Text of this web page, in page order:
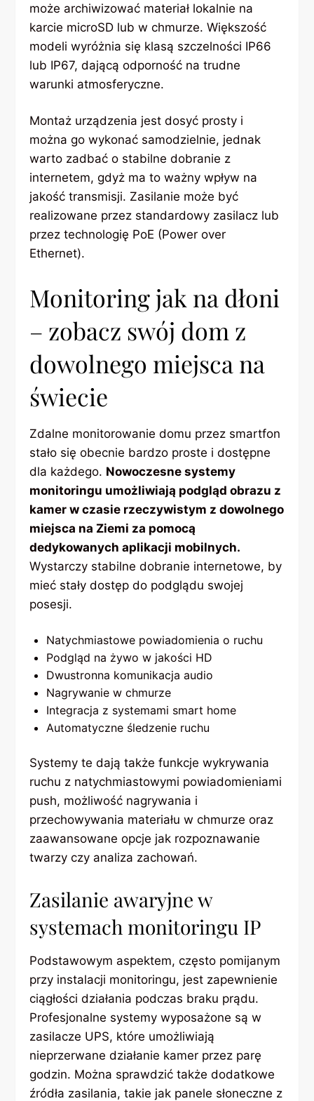
może archiwizować materiał lokalnie na
karcie microSD lub w chmurze. Większość
modeli wyróżnia się klasą szczelności IP66
lub IP67, dającą odporność na trudne
warunki atmosferyczne.
Montaż urządzenia jest dosyć prosty i
można go wykonać samodzielnie, jednak
warto zadbać o stabilne dobranie z
internetem, gdyż ma to ważny wpływ na
jakość transmisji. Zasilanie może być
realizowane przez standardowy zasilacz lub
przez technologię PoE (Power over
Ethernet).
Monitoring jak na dłoni
– zobacz swój dom z
dowolnego miejsca na
świecie
Zdalne monitorowanie domu przez smartfon
stało się obecnie bardzo proste i dostępne
dla każdego. Nowoczesne systemy
monitoringu umożliwiają podgląd obrazu z
kamer w czasie rzeczywistym z dowolnego
miejsca na Ziemi za pomocą
dedykowanych aplikacji mobilnych.
Wystarczy stabilne dobranie internetowe, by
mieć stały dostęp do podglądu swojej
posesji.
Natychmiastowe powiadomienia o ruchu
Podgląd na żywo w jakości HD
Dwustronna komunikacja audio
Nagrywanie w chmurze
Integracja z systemami smart home
Automatyczne śledzenie ruchu
Systemy te dają także funkcje wykrywania
ruchu z natychmiastowymi powiadomieniami
push, możliwość nagrywania i
przechowywania materiału w chmurze oraz
zaawansowane opcje jak rozpoznawanie
twarzy czy analiza zachowań.
Zasilanie awaryjne w
systemach monitoringu IP
Podstawowym aspektem, często pomijanym
przy instalacji monitoringu, jest zapewnienie
ciągłości działania podczas braku prądu.
Profesjonalne systemy wyposażone są w
zasilacze UPS, które umożliwiają
nieprzerwane działanie kamer przez parę
godzin. Można sprawdzić także dodatkowe
źródła zasilania, takie jak panele słoneczne z